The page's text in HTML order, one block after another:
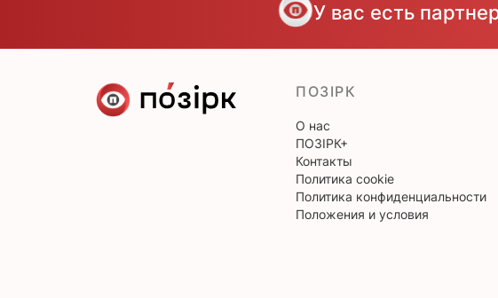
У вас есть
ПОЗІРК
О нас
ПОЗІРК+
Контакты
Политика cookie
Политика конфиденциальности
Положения и условия